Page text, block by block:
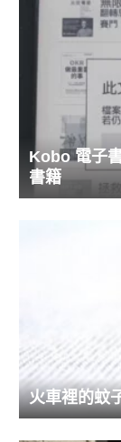
Kobo 電子
書籍
火車裡的蚊